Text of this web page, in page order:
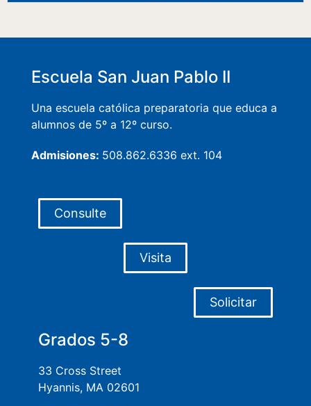
Escuela San Juan Pablo II
Una escuela católica preparatoria que educa a
alumnos de 5º a 12º curso.
Admisiones: 508.862.6336 ext. 104
Consulte
Visita
Solicitar
Grados 5-8
33 Cross Street
Hyannis, MA 02601